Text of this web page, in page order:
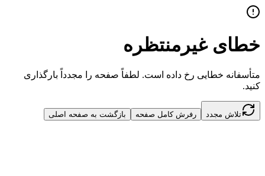
خطای غیرمنتظره
متأسفانه خطایی رخ داده است. لطفاً صفحه را مجدداً بارگذاری
کنید.
تلاش مجدد رفرش کامل صفحه بازگشت به صفحه اصلی